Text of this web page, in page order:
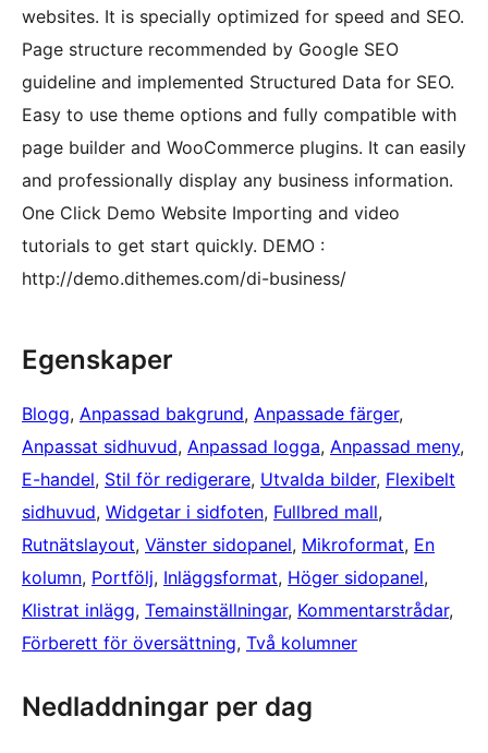
websites. It is specially optimized for speed and SEO.
Page structure recommended by Google SEO
guideline and implemented Structured Data for SEO.
Easy to use theme options and fully compatible with
page builder and WooCommerce plugins. It can easily
and professionally display any business information.
One Click Demo Website Importing and video
tutorials to get start quickly. DEMO :
http://demo.dithemes.com/di-business/
Egenskaper
Blogg, Anpassad bakgrund, Anpassade färger
Anpassat sidhuvud, Anpassad logga, Anpassad meny
E-handel, Stil för redigerare, Utvalda bilder, Flexibelt
sidhuvud, Widgetar i sidfoten, Fullbred mall
Rutnätslayout, Vänster sidopanel, Mikroformat, En
kolumn, Portfölj, Inläggsformat, Höger sidopanel
Klistrat inlägg, Temainställningar, Kommentarstrådar
Förberett för översättning, Två kolumner
Nedladdningar per dag